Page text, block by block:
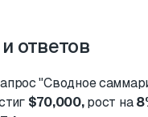
ответов
"Сводное
$70,000,рост на